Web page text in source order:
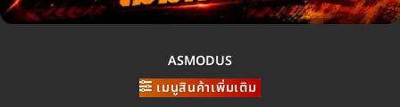
ASMODUS
เมนูสินค้าเพิ่มเติม